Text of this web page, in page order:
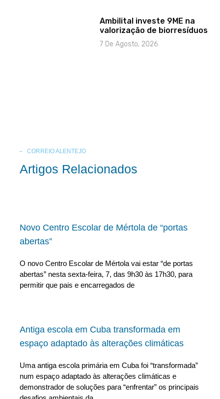
Ambilital investe 9ME na
valorização de biorresíduos
7 De Agosto, 2026
CORREIO ALENTEJO
Artigos Relacionados
Novo Centro Escolar de Mértola de “portas
abertas”
O novo Centro Escolar de Mértola vai estar “de portas
abertas” nesta sexta-feira, 7, das 9h30 às 17h30, para
permitir que pais e encarregados de
Antiga escola em Cuba transformada em
espaço adaptado às alterações climáticas
Uma antiga escola primária em Cuba foi “transformada”
num espaço adaptado às alterações climáticas e
demonstrador de soluções para “enfrentar” os principais